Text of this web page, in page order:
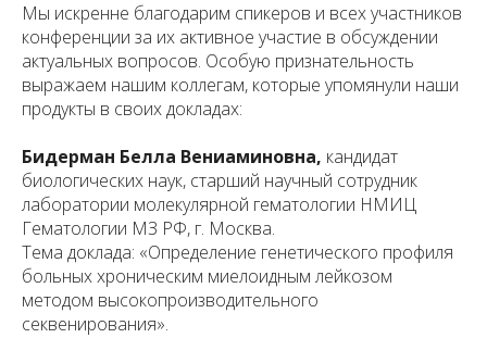
Мы искренне благодарим спикеров и всех участников
конференции за их активное участие в обсуждении
актуальных вопросов. Особую признательность
выражаем нашим коллегам, которые упомянули наши
продукты в своих докладах:
Бидерман Белла Вениаминовна, кандидат
биологических наук, старший научный сотрудник
лаборатории молекулярной гематологии НМИЦ
Гематологии МЗ РФ, г. Москва.
Тема доклада: «Определение генетического профиля
больных хроническим миелоидным лейкозом
методом высокопроизводительного
секвенирования».